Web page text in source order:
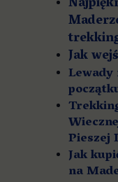
Jak
Pieszej
Jak
na